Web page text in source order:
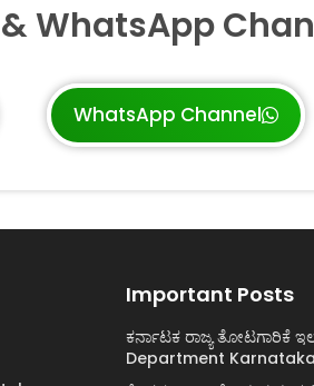
WhatsApp
WhatsApp Channel
Important Posts
ಕರ್ನಾಟಕ ರಾಜ್ಯ ತೋಟಗಾರಿಕೆ
Department